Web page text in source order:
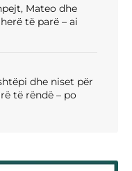
Mateo dhe
të parë – ai
dhe niset për
të rëndë – po